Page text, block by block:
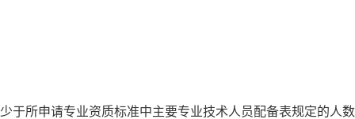
于所申请专业资质标准中主要专业技术人员配备表规定的人数